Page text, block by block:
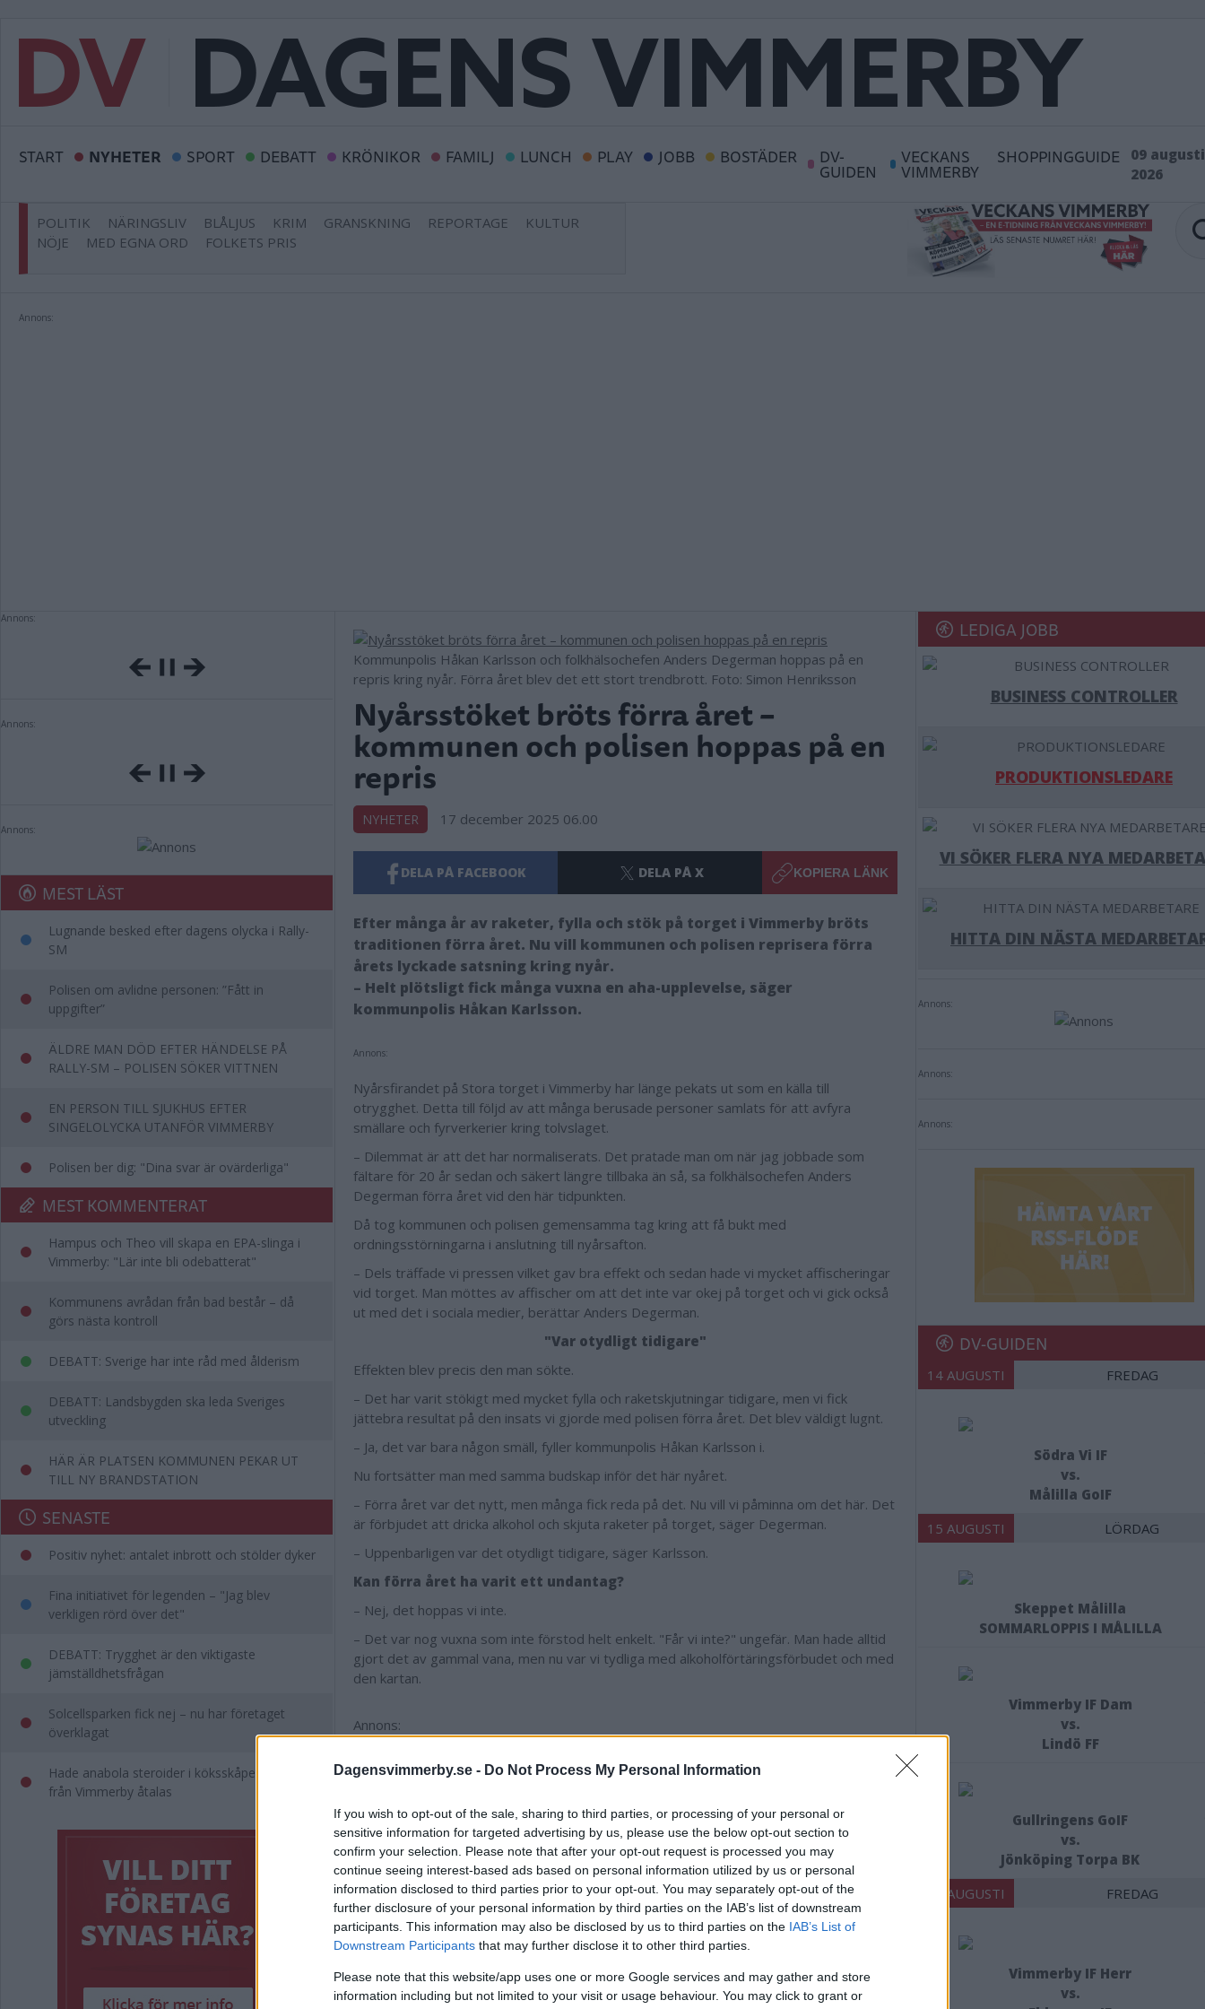
Dagensvimmerby.se - Do Not Process My Personal Information
If you wish to opt-out of the sale, sharing to third parties, or processing of your personal or
sensitive information for targeted advertising by us, please use the below opt-out section to
confirm your selection. Please note that after your opt-out request is processed you may
continue seeing interest-based ads based on personal information utilized by us or personal
information disclosed to third parties prior to your opt-out. You may separately opt-out of the
further disclosure of your personal information by third parties on the IAB’s list of downstream
participants. This information may also be disclosed by us to third parties on the IAB’s List of
Downstream Participants that may further disclose it to other third parties.
Please note that this website/app uses one or more Google services and may gather and store
information including but not limited to your visit or usage behaviour. You may click to grant or
START NYHETER SPORT DEBATT KRÖNIKOR FAMILJ LUNCH PLAY JOBB BOSTÄDER DV-
GUIDEN
VECKANS
VIMMERBY
SHOPPINGGUIDE
09 augusti
2026
POLITIK NÄRINGSLIV BLÅLJUS KRIM GRANSKNING REPORTAGE
KULTUR
NÖJE
MED EGNA ORD FOLKETS PRIS
Annons:
Annons:
Annons:
Annons:
MEST LÄST
Lugnande besked efter dagens olycka i Rally-
SM
Polisen om avlidne personen: ”Fått in
uppgifter”
ÄLDRE MAN DÖD EFTER HÄNDELSE PÅ
RALLY-SM – POLISEN SÖKER VITTNEN
EN PERSON TILL SJUKHUS EFTER
SINGELOLYCKA UTANFÖR VIMMERBY
Polisen ber dig: "Dina svar är ovärderliga"
MEST KOMMENTERAT
Hampus och Theo vill skapa en EPA-slinga i
Vimmerby: "Lär inte bli odebatterat"
Kommunens avrådan från bad består – då
görs nästa kontroll
DEBATT: Sverige har inte råd med ålderism
DEBATT: Landsbygden ska leda Sveriges
utveckling
HÄR ÄR PLATSEN KOMMUNEN PEKAR UT
TILL NY BRANDSTATION
SENASTE
Positiv nyhet: antalet inbrott och stölder dyker
Fina initiativet för legenden – "Jag blev
verkligen rörd över det"
DEBATT: Trygghet är den viktigaste
jämställdhetsfrågan
Solcellsparken fick nej – nu har företaget
överklagat
Hade anabola steroider i köksskåpet – man
från Vimmerby åtalas
Kommunpolis Håkan Karlsson och folkhälsochefen Anders Degerman hoppas på en
repris kring nyår. Förra året blev det ett stort trendbrott. Foto: Simon Henriksson
Nyårsstöket bröts förra året –
kommunen och polisen hoppas på en
repris
NYHETER 17 december 2025 06.00
DELA PÅ FACEBOOK DELA PÅ X KOPIERA LÄNK
Efter många år av raketer, fylla och stök på torget i Vimmerby bröts
traditionen förra året. Nu vill kommunen och polisen reprisera förra
årets lyckade satsning kring nyår.
– Helt plötsligt fick många vuxna en aha-upplevelse, säger
kommunpolis Håkan Karlsson.
Annons:
Nyårsfirandet på Stora torget i Vimmerby har länge pekats ut som en källa till
otrygghet. Detta till följd av att många berusade personer samlats för att avfyra
smällare och fyrverkerier kring tolvslaget.
– Dilemmat är att det har normaliserats. Det pratade man om när jag jobbade som
fältare för 20 år sedan och säkert längre tillbaka än så, sa folkhälsochefen Anders
Degerman förra året vid den här tidpunkten.
Då tog kommunen och polisen gemensamma tag kring att få bukt med
ordningsstörningarna i anslutning till nyårsafton.
– Dels träffade vi pressen vilket gav bra effekt och sedan hade vi mycket affischeringar
vid torget. Man möttes av affischer om att det inte var okej på torget och vi gick också
ut med det i sociala medier, berättar Anders Degerman.
"Var otydligt tidigare"
Effekten blev precis den man sökte.
– Det har varit stökigt med mycket fylla och raketskjutningar tidigare, men vi fick
jättebra resultat på den insats vi gjorde med polisen förra året. Det blev väldigt lugnt.
– Ja, det var bara någon smäll, fyller kommunpolis Håkan Karlsson i.
Nu fortsätter man med samma budskap inför det här nyåret.
– Förra året var det nytt, men många fick reda på det. Nu vill vi påminna om det här. Det
är förbjudet att dricka alkohol och skjuta raketer på torget, säger Degerman.
– Uppenbarligen var det otydligt tidigare, säger Karlsson.
Kan förra året ha varit ett undantag?
– Nej, det hoppas vi inte.
– Det var nog vuxna som inte förstod helt enkelt. "Får vi inte?" ungefär. Man hade alltid
gjort det av gammal vana, men nu var vi tydliga med alkoholförtäringsförbudet och med
den kartan.
Annons:
Så ser föreskrifterna ut
varor på torget samt angränsande gator till torget. Det är också förbjudet att skjuta
raketer närmare än 100 meter från hälsocentralen, vård- och omsorgsboenden,
gruppbostäder och kyrkogårdar. Det säger kommunens lokala ordningsföreskrifter.
I princip är det också strängt förbjudet att dricka alkohol i hela centrala Vimmerby.
– Det förbudet täcker bland annat centrala Vimmerby plus lite utkanter. Kungsparken
finns med där och hela vägen ned till järnvägen samt bort till Motorsport, säger Anders
Degerman.
Polisen gjorde en analys efter det förrförra nyåret och kom då fram till olika förslag på
lösningar.
LEDIGA JOBB
BUSINESS CONTROLLER
PRODUKTIONSLEDARE
VI SÖKER FLERA NYA
HITTA DIN NÄSTA
Annons:
Annons:
Annons:
DV-GUIDEN
14 AUGUSTI FREDAG
Södra Vi IF
vs.
Målilla GoIF
15 AUGUSTI LÖRDAG
Skeppet Målilla
SOMMARLOPPIS I MÅLILLA
Vimmerby IF Dam
vs.
Lindö FF
Gullringens GoIF
vs.
Jönköping Torpa BK
21 AUGUSTI FREDAG
Vimmerby IF Herr
vs.